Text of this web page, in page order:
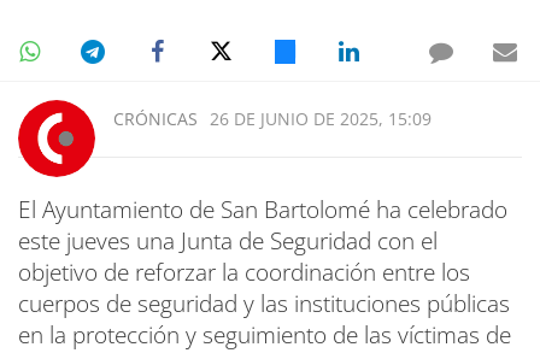
CRÓNICAS 26 DE JUNIO DE 2025, 15:09
El Ayuntamiento de San Bartolomé ha celebrado
este jueves una Junta de Seguridad con el
objetivo de reforzar la coordinación entre los
cuerpos de seguridad y las instituciones públicas
en la protección y seguimiento de las víctimas de